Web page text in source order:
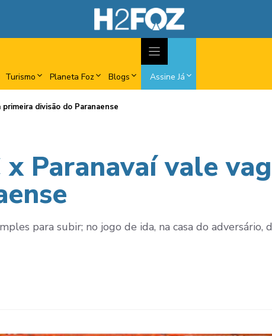
Turismo Planeta Foz Blogs Assine Já
divisão do Paranaense
x Paranavaí vale
para subir; no jogo de ida, na casa do adversário,